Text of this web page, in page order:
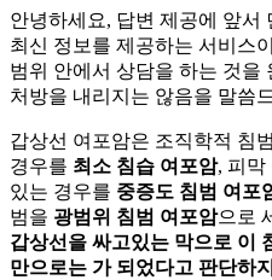
안녕하세요, 답변 제공에 앞서
최신 정보를 제공하는 서비스
범위 안에서 상담을 하는 것을
처방을 내리지는 않음을 말씀
갑상선 여포암은 조직학적 침
경우를 최소 침습 여포암, 피막
있는 경우를 중증도 침범 여포
범을 광범위 침범 여포암으로
갑상선을 싸고있는 막으로 이
만으로는 가 되었다고 판단하